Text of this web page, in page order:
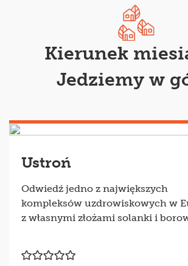
Kierunek
Jedziemy w
Ustroń
Odwiedź jedno z największych
kompleksów uzdrowiskowych w
z własnymi złożami solanki i